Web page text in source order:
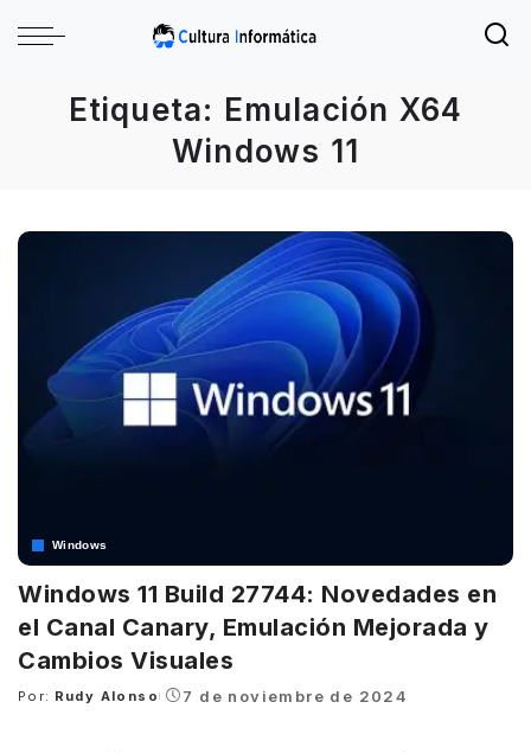
Etiqueta: Emulación X64
Windows 11
Windows
Windows 11 Build 27744: Novedades en
el Canal Canary, Emulación Mejorada y
Cambios Visuales
Posted
Por: Rudy Alonso 7 de noviembre de 2024